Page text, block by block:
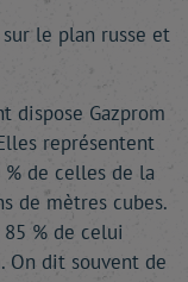
sur le plan russe et
dispose Gazprom
représentent
de celles de la
de mètres cubes.
% de celui
On dit souvent de